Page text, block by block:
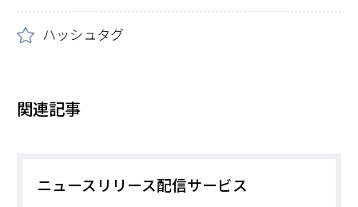
ハッシュタグ
関連記事
ニュースリリース配信サービス